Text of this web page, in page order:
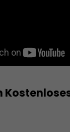
aber